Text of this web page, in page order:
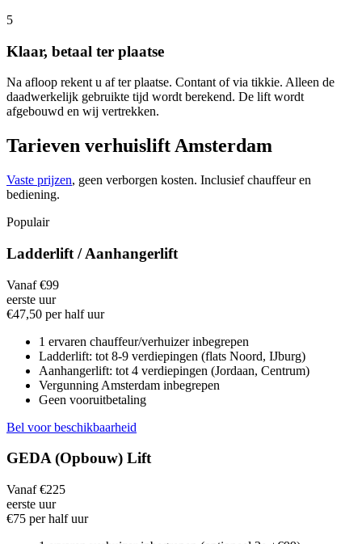
5
Klaar, betaal ter plaatse
Na afloop rekent u af ter plaatse. Contant of via tikkie. Alleen de
daadwerkelijk gebruikte tijd wordt berekend. De lift wordt
afgebouwd en wij vertrekken.
Tarieven verhuislift Amsterdam
Vaste prijzen, geen verborgen kosten. Inclusief chauffeur en
bediening.
Populair
Ladderlift / Aanhangerlift
Vanaf €99
eerste uur
€47,50 per half uur
1 ervaren chauffeur/verhuizer inbegrepen
Ladderlift: tot 8-9 verdiepingen (flats Noord, IJburg)
Aanhangerlift: tot 4 verdiepingen (Jordaan, Centrum)
Vergunning Amsterdam inbegrepen
Geen vooruitbetaling
Bel voor beschikbaarheid
GEDA (Opbouw) Lift
Vanaf €225
eerste uur
€75 per half uur